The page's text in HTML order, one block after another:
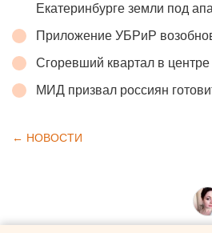
Екатеринбурге земли под
Приложение УБРиР
Сгоревший квартал в центре
МИД призвал россиян
← НОВОСТИ